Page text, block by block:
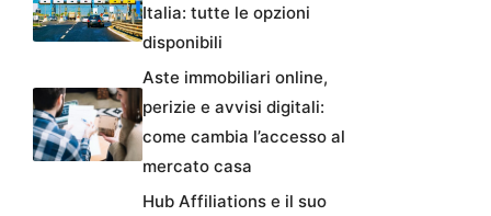
Italia: tutte le opzioni
disponibili
Aste immobiliari online,
perizie e avvisi digitali:
come cambia l’accesso al
mercato casa
Hub Affiliations e il suo